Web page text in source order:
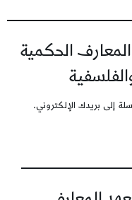
الحكمية
إلى بريدك الإلكتروني.